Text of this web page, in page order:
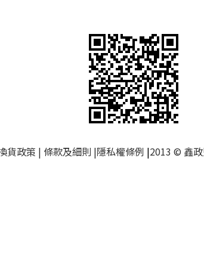
貨政策 | 條款及細則 |隱私權條例 |2013 © 鑫